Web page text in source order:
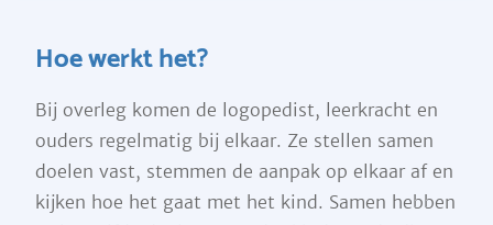
Hoe werkt het?
Bij overleg komen de logopedist, leerkracht en
ouders regelmatig bij elkaar. Ze stellen samen
doelen vast, stemmen de aanpak op elkaar af en
kijken hoe het gaat met het kind. Samen hebben